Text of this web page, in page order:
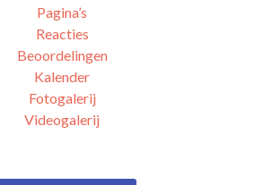
Pagina’s
Reacties
Beoordelingen
Kalender
Fotogalerij
Videogalerij